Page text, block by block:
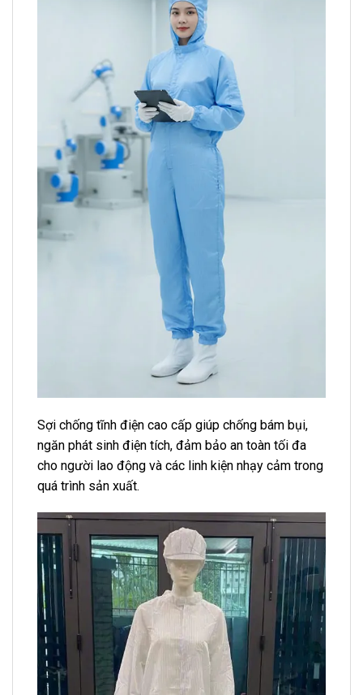
Sợi chống tĩnh điện cao cấp giúp chống bám bụi,
ngăn phát sinh điện tích, đảm bảo an toàn tối đa
cho người lao động và các linh kiện nhạy cảm trong
quá trình sản xuất.